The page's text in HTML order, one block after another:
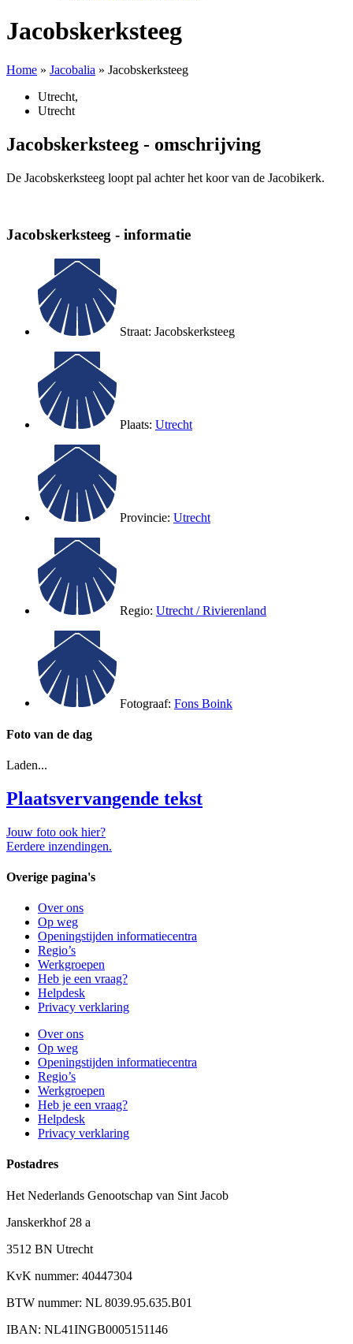
Jacobskerksteeg
Home » Jacobalia » Jacobskerksteeg
Utrecht,
Utrecht
Jacobskerksteeg - omschrijving
De Jacobskerksteeg loopt pal achter het koor van de Jacobikerk.
Jacobskerksteeg - informatie
Straat: Jacobskerksteeg
Plaats: Utrecht
Provincie: Utrecht
Regio: Utrecht / Rivierenland
Fotograaf: Fons Boink
Foto van de dag
Laden...
Plaatsvervangende tekst
Jouw foto ook hier?
Eerdere inzendingen.
Overige pagina's
Over ons
Op weg
Openingstijden informatiecentra
Regio’s
Werkgroepen
Heb je een vraag?
Helpdesk
Privacy verklaring
Over ons
Op weg
Openingstijden informatiecentra
Regio’s
Werkgroepen
Heb je een vraag?
Helpdesk
Privacy verklaring
Postadres
Het Nederlands Genootschap van Sint Jacob
Janskerkhof 28 a
3512 BN Utrecht
KvK nummer: 40447304
BTW nummer: NL 8039.95.635.B01
IBAN: NL41INGB0005151146